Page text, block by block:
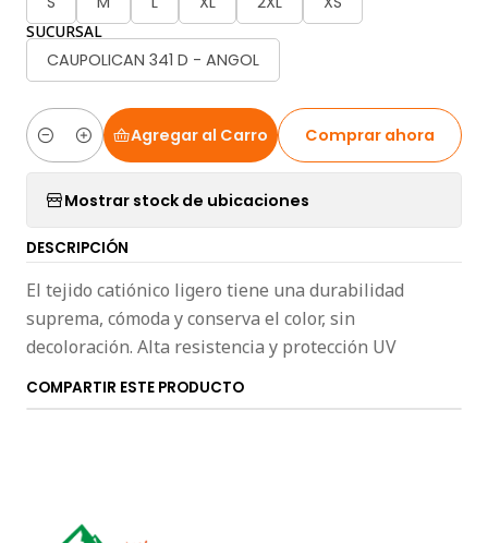
SUCURSAL
CAUPOLICAN 341 D - ANGOL
Cantidad
Agregar al Carro Comprar ahora
Mostrar stock de ubicaciones
DESCRIPCIÓN
El tejido catiónico ligero tiene una durabilidad
suprema, cómoda y conserva el color, sin
decoloración. Alta resistencia y protección UV
COMPARTIR ESTE PRODUCTO